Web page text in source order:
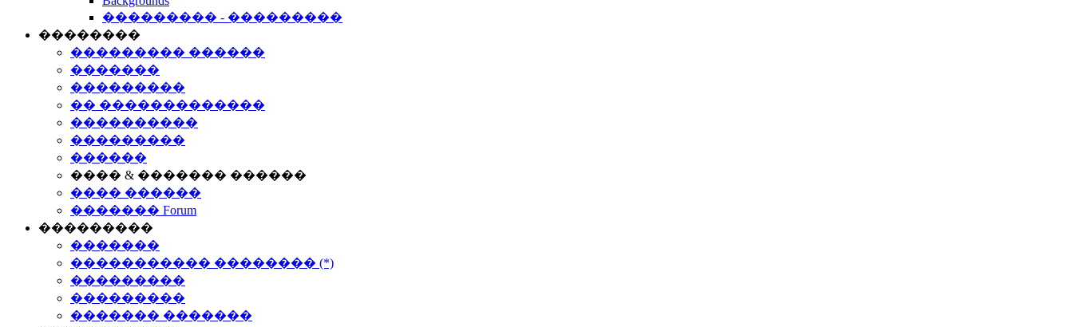
��������� - ���������
��������
��������� ������
�������
���������
�� �������������
����������
���������
������
���� & ������� ������
���� ������
������� Forum
���������
�������
����������� �������� (*)
���������
���������
������� �������